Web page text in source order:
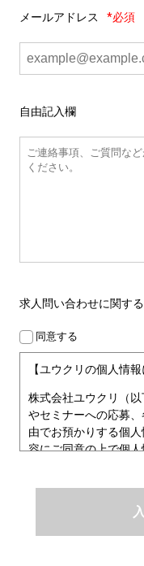
メールアドレス *必須
自由記入欄
求人問い合わせに関する
同意する
【ユウクリの個人情
株式会社ユウクリ（
やセミナーへの応募
由でお預かりする個
容にご同意の上で個
ユウクリにおける個